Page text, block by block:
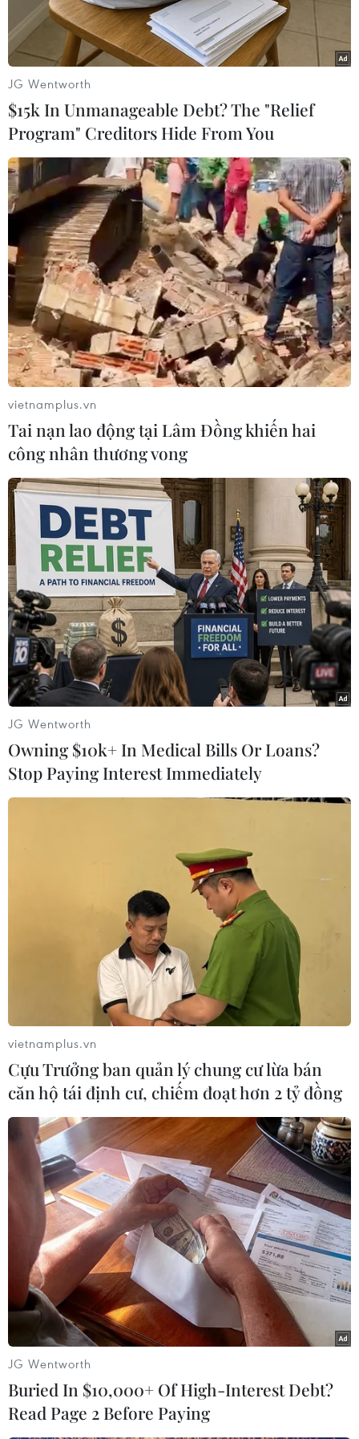
Kỳ trăng mật của họ đã diễn ra hoành tráng tại
Brazil. Tuynhiên, tất cả nguy hiểm bắt đầu khi
Bella phát hiện ra mình đã mang thai và đứabé
Thậm chí, Carlise và Edward đã phải cảnh báo
Bellarằng, bào thai cô đang mang “quá mạnh
mẽ và sẽ lớn rất nhanh,” “sẽ phá hủy vàlàm cô
đau đớn.”/.
"The Twilight saga: Breaking Dawn - part 1"
Đạo diễn: Bill Condon
Diễn viên: Robert Pattinson, Kristen Stewart, Taylor Lautner.
#Breaking Dawn #Edward #Bella #Đám cưới
Theo dõi VietnamPlus
TIN CÙNG CHUYÊN MỤC
Giới thiệu Bộ sách Tuyển tập các tác
phẩm chọn lọc của Tổng Tư lệnh
Fidel Castro Ruz
FAHASA mở lối đưa sách Việt
ra thế giới
30/07/2026 13:41
'Thắp lên Việt Nam': Ca khúc khơi
dậy lòng biết ơn với các thương binh-
liệt sỹ
27/07/2026 12:07
Phim về Quan họ Việt Nam chính
thức phát hành toàn cầu
25/07/2026 07:52
FAHASA và Deli ra mắt không
gian sáng tạo văn phòng phẩm, nâng
JG Wentworth
$15k In Unmanageable Debt? The "Relief
Program" Creditors Hide From You
vietnamplus.vn
Tai nạn lao động tại Lâm Đồng khiến hai
công nhân thương vong
JG Wentworth
Owning $10k+ In Medical Bills Or Loans?
Stop Paying Interest Immediately
vietnamplus.vn
Cựu Trưởng ban quản lý chung cư lừa bán
căn hộ tái định cư, chiếm đoạt hơn 2 tỷ đồng
JG Wentworth
Buried In $10,000+ Of High-Interest Debt?
Read Page 2 Before Paying